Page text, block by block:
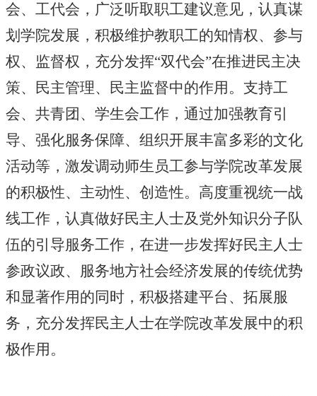
会、工代会，广泛听取职工建议意见，认真谋
划学院发展，积极维护教职工的知情权、参与
权、监督权，充分发挥“双代会”在推进民主决
策、民主管理、民主监督中的作用。支持工
会、共青团、学生会工作，通过加强教育引
导、强化服务保障、组织开展丰富多彩的文化
活动等，激发调动师生员工参与学院改革发展
的积极性、主动性、创造性。高度重视统一战
线工作，认真做好民主人士及党外知识分子队
伍的引导服务工作，在进一步发挥好民主人士
参政议政、服务地方社会经济发展的传统优势
和显著作用的同时，积极搭建平台、拓展服
务，充分发挥民主人士在学院改革发展中的积
极作用。